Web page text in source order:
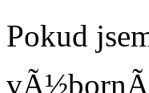
Pokud